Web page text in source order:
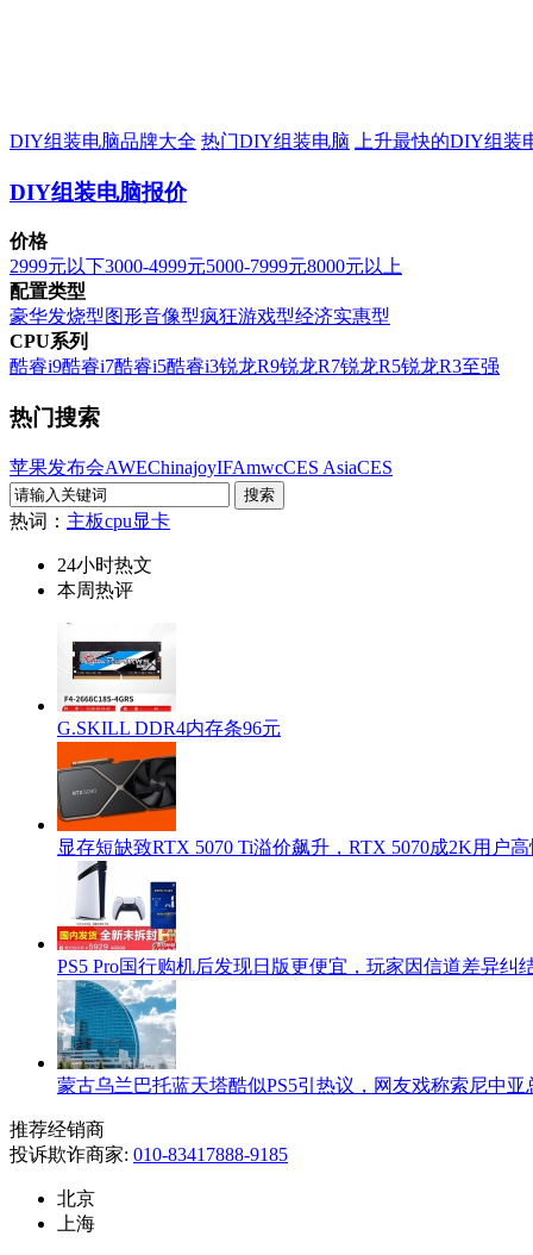
DIY组装电脑品牌大全 热门DIY组装电脑 上升最快的DIY组装
DIY组装电脑报价
价格
2999元以下3000-4999元5000-7999元8000元以上
配置类型
豪华发烧型图形音像型疯狂游戏型经济实惠型
CPU系列
酷睿i9酷睿i7酷睿i5酷睿i3锐龙R9锐龙R7锐龙R5锐龙R3至强
热门搜索
苹果发布会AWEChinajoyIFAmwcCES AsiaCES
热词： 主板cpu显卡
24小时热文
本周热评
G.SKILL DDR4内存条96元
显存短缺致RTX 5070 Ti溢价飙升，RTX 5070成2K用户
PS5 Pro国行购机后发现日版更便宜，玩家因信道差异纠
蒙古乌兰巴托蓝天塔酷似PS5引热议，网友戏称索尼中亚
推荐经销商
投诉欺诈商家: 010-83417888-9185
北京
上海